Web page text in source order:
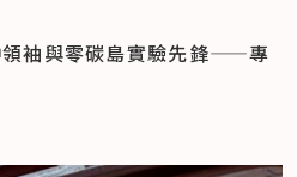
袖與零碳島實驗先鋒——專